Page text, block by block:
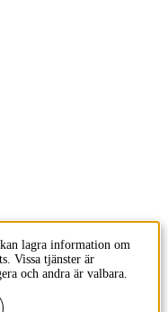
lagra information om
Vissa tjänster är
och andra är valbara.